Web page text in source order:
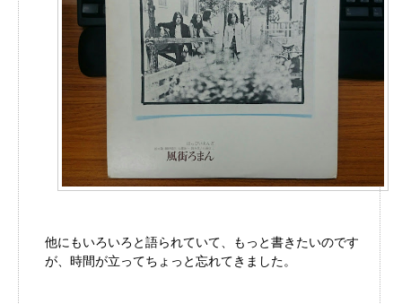
他にもいろいろと語られていて、もっと書きたいのです
が、時間が立ってちょっと忘れてきました。